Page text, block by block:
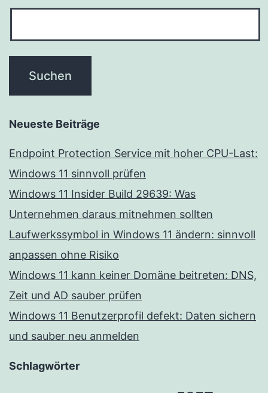
Neueste Beiträge
Endpoint Protection Service mit hoher CPU-Last:
Windows 11 sinnvoll prüfen
Windows 11 Insider Build 29639: Was
Unternehmen daraus mitnehmen sollten
Laufwerkssymbol in Windows 11 ändern: sinnvoll
anpassen ohne Risiko
Windows 11 kann keiner Domäne beitreten: DNS,
Zeit und AD sauber prüfen
Windows 11 Benutzerprofil defekt: Daten sichern
und sauber neu anmelden
Schlagwörter